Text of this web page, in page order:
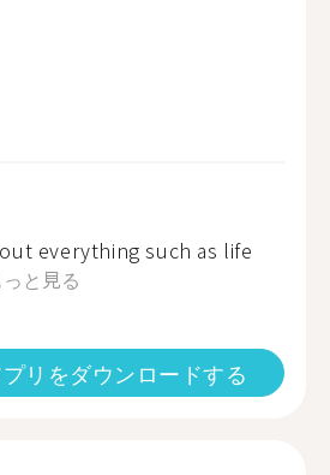
everything such as life
っと見る
リをダウンロードする